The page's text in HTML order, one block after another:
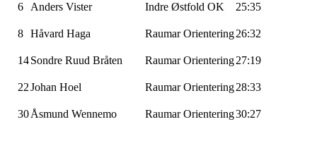
6 Anders Vister Indre Østfold OK 25:35
8 Håvard Haga RaumarOrientering26:32
14Sondre Ruud Bråten RaumarOrientering27:19
22Johan Hoel RaumarOrientering28:33
30Åsmund Wennemo RaumarOrientering30:27